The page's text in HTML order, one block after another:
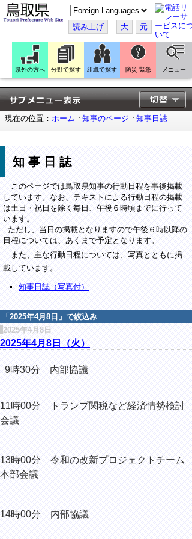
こ
の
ペ
ー
ジ
翻
訳
す
る
読み上げ 大 元
県外の方へ 分野で探す 組織で探す 防災 緊急 メニュー
現在の位置： ホーム 知事のページ 知事日誌
知事日誌
このページでは鳥取県知事の行動日程を事後掲載
しています。なお、テキストによる行動日程の掲載
は土日・祝日を除く毎日、午後６時頃までに行って
います。
ただし、当日の掲載となりますので午後６時以降の
日程については、あくまで予定となります。
また、主な行動日程については、写真とともに掲
載しています。
知事日誌（写真付）
「 2025年4月8日 」で絞込み
2025年4月8日
2025年4月8日（火）
9時30分 内部協議
11時00分
トランプ関税など経済情勢検討
会議
13時00分 令和の改新プロジェクトチーム
本部会議
14時00分 内部協議